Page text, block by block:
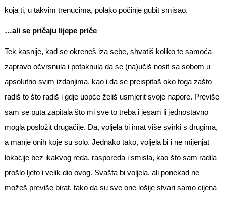
koja ti, u takvim trenucima, polako počinje gubit smisao.
…ali se pričaju lijepe priče
Tek kasnije, kad se okreneš iza sebe, shvatiš koliko te samoća
zapravo očvrsnula i potaknula da se (na)učiš nosit sa sobom u
apsolutno svim izdanjima, kao i da se preispitaš oko toga zašto
radiš to što radiš i gdje uopće želiš usmjerit svoje napore. Previše
sam se puta zapitala što mi sve to treba i jesam li jednostavno
mogla posložit drugačije. Da, voljela bi imat više svirki s drugima,
a manje onih koje su solo. Jednako tako, voljela bi i ne mijenjat
lokacije bez ikakvog reda, rasporeda i smisla, kao što sam radila
prošlo ljeto i velik dio ovog. Svašta bi voljela, ali ponekad ne
možeš previše birat, tako da su sve one lošije stvari samo cijena